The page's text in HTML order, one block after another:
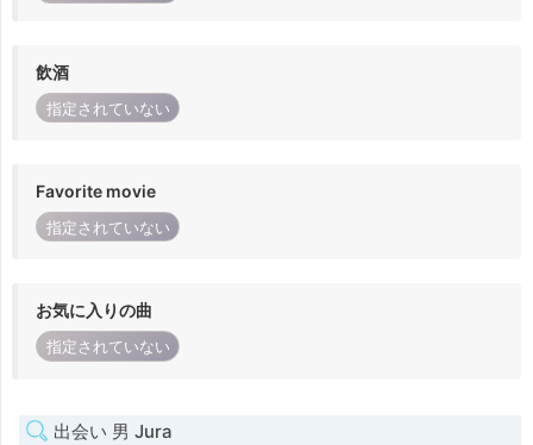
飲酒
指定されていない
Favorite movie
指定されていない
お気に入りの曲
指定されていない
出会い 男 Jura